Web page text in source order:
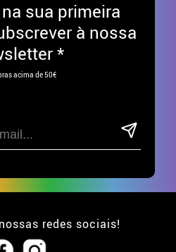
sua primeira
à nossa
*
acima de 50€
redes sociais!